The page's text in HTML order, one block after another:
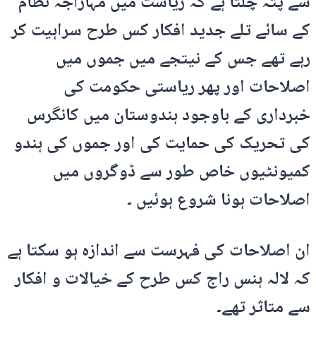
کے سائے تلے جدید افکار کس طرح سراہیت کر
رہے تھے جس کے نیتجے میں جموں میں
اصلاحات اور پھر ریاستی حکومت کی
خبرداری کے باوجود ہندوستان میں کانگرس
کی تحریک کی حمایت کی اور جموں کی ہندو
کمیونٹیوں خاص طور سے ڈوگروں میں
اصلاحات ہونا شروع ہوئیں ۔
ان اصلاحات کی فہرست سے اندازہ ہو سکتا ہے
کہ لالہ ہنس راج کس طرح کے خیالات و افکار
سے متاثر تھے۔